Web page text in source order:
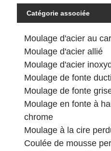
Catégorie associée
Moulage d'acier au
Moulage d'acier allié
Moulage d'acier
Moulage de fonte
Moulage de fonte
Moulage en fonte à
chrome
Moulage à la cire
Coulée de mousse